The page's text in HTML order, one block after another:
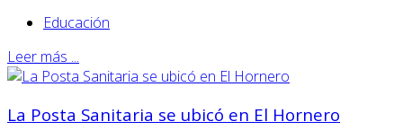
Educación
Leer más ...
La Posta Sanitaria se ubicó en El Hornero